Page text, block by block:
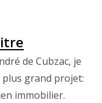
de Cubzac, je
plus grand projet:
immobilier.